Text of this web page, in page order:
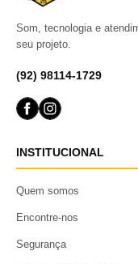
Som, tecnologia e
seu projeto.
(92) 98114-1729
INSTITUCIONAL
Quem somos
Encontre-nos
Segurança